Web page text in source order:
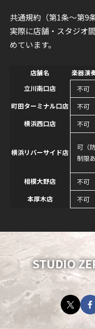
共通規約（第1条〜第9
実際に店舗・スタジオ
めています。
店舗名 楽器演
立川南口店
不可
町田ターミナル口店
不可
横浜西口店
不可
横浜リバーサイド店
可（
制限
相模大野店
不可
本厚木店
不可
STUDIO